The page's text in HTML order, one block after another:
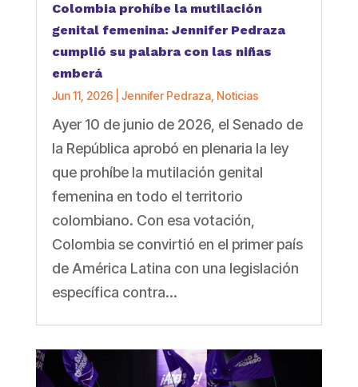
Colombia prohíbe la mutilación
genital femenina: Jennifer Pedraza
cumplió su palabra con las niñas
emberá
Jun 11, 2026 Jennifer Pedraza, Noticias
Ayer 10 de junio de 2026, el Senado de
la República aprobó en plenaria la ley
que prohíbe la mutilación genital
femenina en todo el territorio
colombiano. Con esa votación,
Colombia se convirtió en el primer país
de América Latina con una legislación
específica contra...